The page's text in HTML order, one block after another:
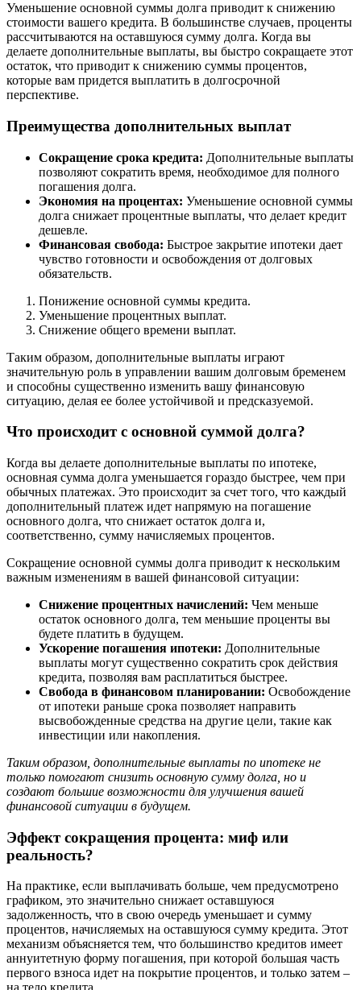
Уменьшение основной суммы долга приводит к снижению
стоимости вашего кредита. В большинстве случаев, проценты
рассчитываются на оставшуюся сумму долга. Когда вы
делаете дополнительные выплаты, вы быстро сокращаете этот
остаток, что приводит к снижению суммы процентов,
которые вам придется выплатить в долгосрочной
перспективе.
Преимущества дополнительных выплат
Сокращение срока кредита: Дополнительные выплаты
позволяют сократить время, необходимое для полного
погашения долга.
Экономия на процентах: Уменьшение основной суммы
долга снижает процентные выплаты, что делает кредит
дешевле.
Финансовая свобода: Быстрое закрытие ипотеки дает
чувство готовности и освобождения от долговых
обязательств.
Понижение основной суммы кредита.
Уменьшение процентных выплат.
Снижение общего времени выплат.
Таким образом, дополнительные выплаты играют
значительную роль в управлении вашим долговым бременем
и способны существенно изменить вашу финансовую
ситуацию, делая ее более устойчивой и предсказуемой.
Что происходит с основной суммой долга?
Когда вы делаете дополнительные выплаты по ипотеке,
основная сумма долга уменьшается гораздо быстрее, чем при
обычных платежах. Это происходит за счет того, что каждый
дополнительный платеж идет напрямую на погашение
основного долга, что снижает остаток долга и,
соответственно, сумму начисляемых процентов.
Сокращение основной суммы долга приводит к нескольким
важным изменениям в вашей финансовой ситуации:
Снижение процентных начислений: Чем меньше
остаток основного долга, тем меньшие проценты вы
будете платить в будущем.
Ускорение погашения ипотеки: Дополнительные
выплаты могут существенно сократить срок действия
кредита, позволяя вам расплатиться быстрее.
Свобода в финансовом планировании: Освобождение
от ипотеки раньше срока позволяет направить
высвобожденные средства на другие цели, такие как
инвестиции или накопления.
Таким образом, дополнительные выплаты по ипотеке не
только помогают снизить основную сумму долга, но и
создают большие возможности для улучшения вашей
финансовой ситуации в будущем.
Эффект сокращения процента: миф или
реальность?
На практике, если выплачивать больше, чем предусмотрено
графиком, это значительно снижает оставшуюся
задолженность, что в свою очередь уменьшает и сумму
процентов, начисляемых на оставшуюся сумму кредита. Этот
механизм объясняется тем, что большинство кредитов имеет
аннуитетную форму погашения, при которой большая часть
первого взноса идет на покрытие процентов, и только затем –